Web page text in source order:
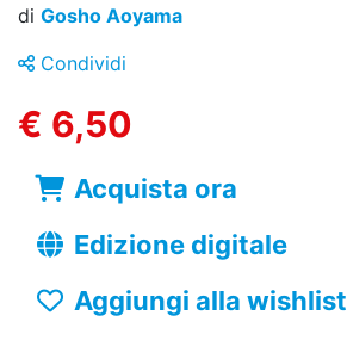
di Gosho Aoyama
Condividi
€ 6,50
Acquista ora
Edizione digitale
Aggiungi alla wishlist